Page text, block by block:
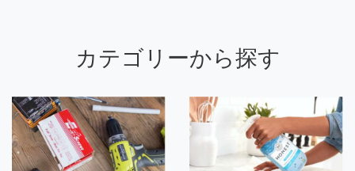
カテゴリーから探す